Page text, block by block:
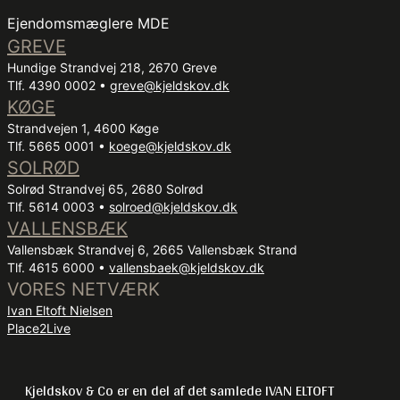
detaljerne tage form, eller giv køkkenet et unikt præg
direkte hos Svanekøkken. Selv elinstallationerne kan
skræddersys med hjælp fra elfirmaet – alt inden for en
fastlagt periode.
Her mærkes en mavefornemmelse af ro og
eksklusivitet – et sted, hvor rammerne for hverdagen
og drømmene smelter sammen
Ejendomsmæglere MDE
GREVE
Hundige Strandvej 218, 2670 Greve
Tlf. 4390 0002 • greve@kjeldskov.dk
KØGE
Strandvejen 1, 4600 Køge
Tlf. 5665 0001 • koege@kjeldskov.dk
SOLRØD
Solrød Strandvej 65, 2680 Solrød
Tlf. 5614 0003 • solroed@kjeldskov.dk
VALLENSBÆK
Vallensbæk Strandvej 6, 2665 Vallensbæk Strand
Tlf. 4615 6000 • vallensbaek@kjeldskov.dk
VORES NETVÆRK
Ivan Eltoft Nielsen
Place2Live
Kjeldskov & Co er en del af det samlede IVAN ELTOFT